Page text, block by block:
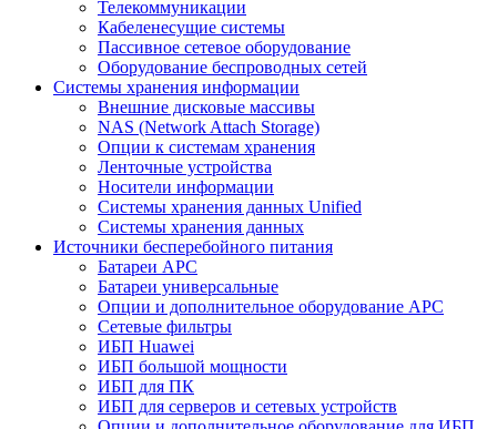
Телекоммуникации
Кабеленесущие системы
Пассивное сетевое оборудование
Оборудование беспроводных сетей
Системы хранения информации
Внешние дисковые массивы
NAS (Network Attach Storage)
Опции к системам хранения
Ленточные устройства
Носители информации
Системы хранения данных Unified
Системы хранения данных
Источники бесперебойного питания
Батареи APC
Батареи универсальные
Опции и дополнительное оборудование АРС
Сетевые фильтры
ИБП Huawei
ИБП большой мощности
ИБП для ПК
ИБП для серверов и сетевых устройств